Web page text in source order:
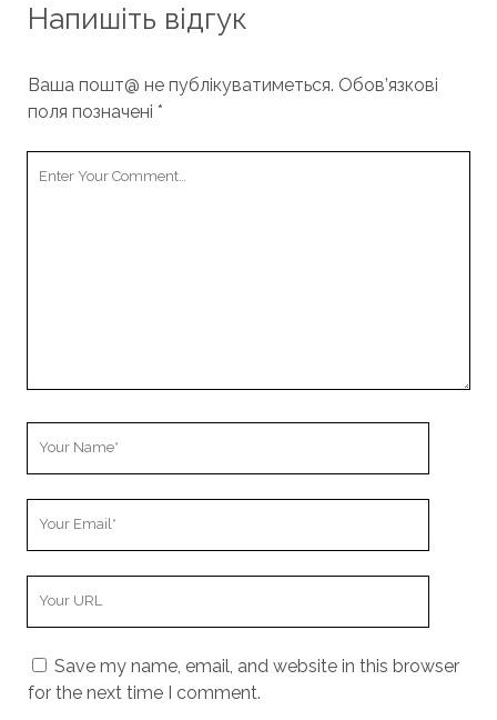
Напишіть відгук
Ваша пошт@ не публікуватиметься. Обов’язкові
поля позначені *
Save my name, email, and website in this browser
for the next time I comment.